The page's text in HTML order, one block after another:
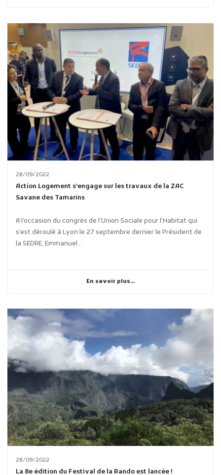
28/09/2022
Action Logement s’engage sur les travaux de la ZAC
Savane des Tamarins
A l’occasion du congrès de l’Union Sociale pour l’Habitat qui
s’est déroulé à Lyon le 27 septembre dernier le Président de
la SEDRE, Emmanuel...
En savoir plus...
28/09/2022
La 8e édition du Festival de la Rando est lancée !